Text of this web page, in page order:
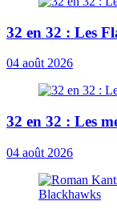
32 en 32 : Les
04 août 2026
32 en 32 : Les
04 août 2026